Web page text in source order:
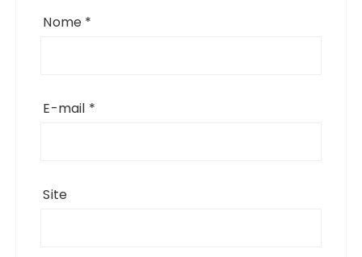
Nome *
E-mail *
Site